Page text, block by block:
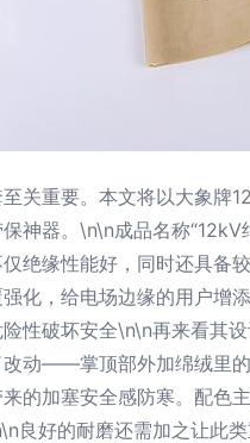
关重要。本文将以大象
神器。\n\n成品名称
绝缘性能好，同时还具备
化，给电场边缘的用户增
性破坏安全\n\n再来看其
动——掌顶部外加绵绒里
的加塞安全感防寒。配
良好的耐磨还需加之让此